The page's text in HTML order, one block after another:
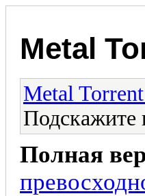
Metal
Metal
Подскажите
Полная